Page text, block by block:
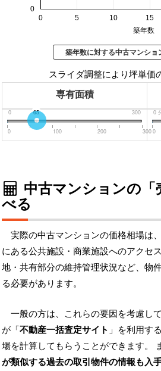
0 5 10 15
0
築年数
築年数に対する中古マンショ
スライダ調整により坪単価
専有面積
0 300
65
0 100 200 300
0
0
中古マンションの「
べる
実際の中古マンションの価格相場は
にある公共施設・商業施設へのアクセ
地・共有部分の維持管理状況など、物
る必要があります。
一般の方は、これらの要因を考慮し
が「不動産一括査定サイト 」を利用す
場を計算してもらうことができます。
が類似する過去の取引物件の情報も入